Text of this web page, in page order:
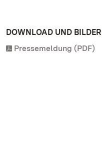
DOWNLOAD UND BILDER
Pressemeldung (PDF)